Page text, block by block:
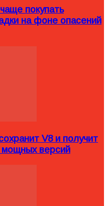
покупать
на фоне опасений
V8 и получит
мощных версий